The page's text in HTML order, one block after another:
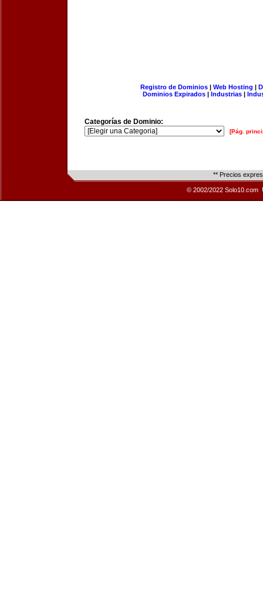
Registro de Dominios| Web Hosting |
Dominios Expirados | Industrias |
Categorías de Dominio:
[Pág.
** Precios
© 2002/2022 Solo10.com